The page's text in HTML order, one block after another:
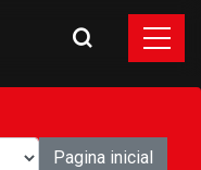
Pagina inicial